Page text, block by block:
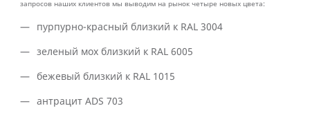
запросов наших клиентов мы выводим на рынок четыре новых цвета:
пурпурно-красный близкий к RAL 3004
зеленый мох близкий к RAL 6005
бежевый близкий к RAL 1015
антрацит ADS 703